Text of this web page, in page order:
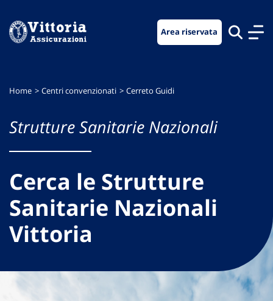
menu
contenuto
footer
Area riservata
Home Centri convenzionati Cerreto Guidi
Strutture Sanitarie Nazionali
Cerca le Strutture
Sanitarie Nazionali
Vittoria